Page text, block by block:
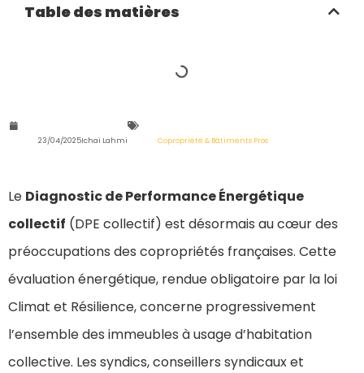
Table des matières
23/04/2025Ichaï Lahmi Copropriété & Bâtiments Pros
Le Diagnostic de Performance Énergétique
collectif (DPE collectif) est désormais au cœur des
préoccupations des copropriétés françaises. Cette
évaluation énergétique, rendue obligatoire par la loi
Climat et Résilience, concerne progressivement
l’ensemble des immeubles à usage d’habitation
collective. Les syndics, conseillers syndicaux et